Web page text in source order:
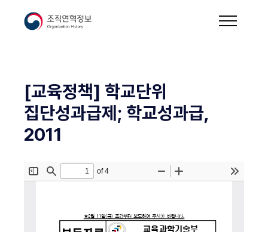
[교육정책] 학교단위
집단성과급제; 학교성과급,
2011